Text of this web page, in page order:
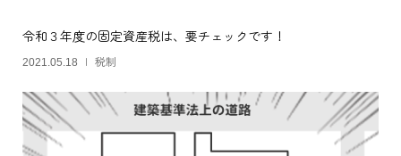
令和３年度の固定資産税は、要チェックです！
2021.05.18 税制